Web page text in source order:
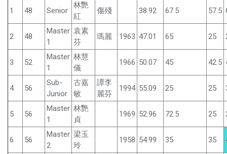
1 48 Senior
林艷
紅
傷殘 38.92 67.5 57.5
2 48
Master
1
袁素
芬
瑪麗 1963 47.01 65 25
3 52
Master
1
林慧
儀
1966 50.07 45 42.5
4 56
Sub-
Junior
古嘉
敏
譚李
麗芬
1994 55.09 25 25
5 56
Master
1
林艷
貞
1969 52.96 72.5 25
6 56
Master
2
梁玉
玲
1958 54.99 35 35